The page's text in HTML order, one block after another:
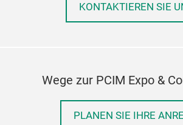
KONTAKTIEREN SIE
Wege zur PCIM Expo &
PLANEN SIE IHRE